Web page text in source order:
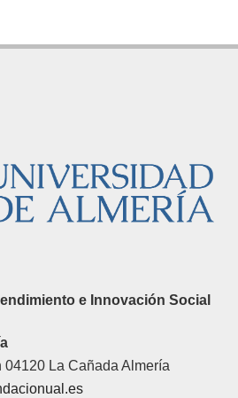
e Innovación Social
04120 La Cañada Almería